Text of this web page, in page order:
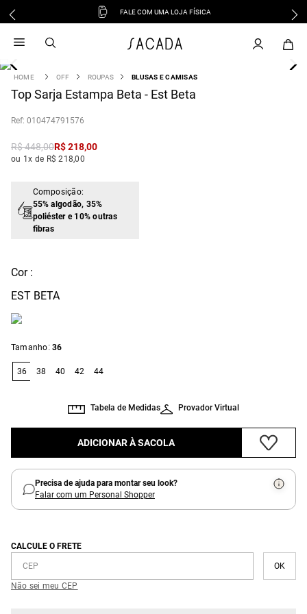
FALE COM UMA LOJA FÍSICA
OFF ROUPAS BLUSAS E CAMISAS
Top Sarja Estampa Beta - Est Beta
: 010474791576
R$448,00R$218,00
ou 1x de R$ 218,00
Composição:
55% algodão, 35%
poliéster e 10% outras
fibras
Cor :
EST BETA
Tamanho: 36
36 38 40 42 44
Provador Virtual
Tabela de Medidas
ADICIONAR À SACOLA
Precisa de ajuda para montar seu look?
Falar com um Personal Shopper
CALCULE O FRETE
Não sei meu CEP
vestido
3 º blusa
º tricot
º macacão
jeans
º camisa